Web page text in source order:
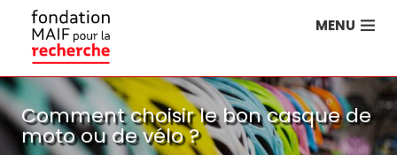
MENU
Comment choisir le bon casque de
moto ou de vélo ?